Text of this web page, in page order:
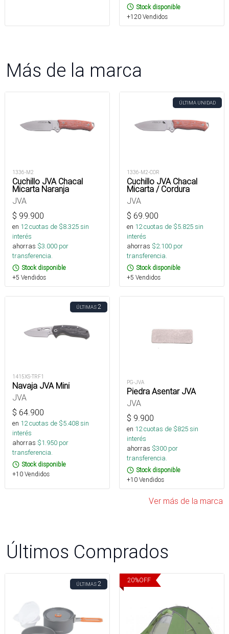
Stock disponible
+120 Vendidos
Más de la marca
1336-M2
Cuchillo JVA Chacal
Micarta Naranja
JVA
$ 99.900
en 12cuotas de $8.325sin
interés
ahorras $3.000 por
transferencia.
Stock disponible
+5 Vendidos
ÚLTIMA UNIDAD
1336-M2-COR
Cuchillo JVA Chacal
Micarta / Cordura
JVA
$ 69.900
en 12cuotas de $5.825sin
interés
ahorras $2.100 por
transferencia.
Stock disponible
+5 Vendidos
ÚLTIMAS2
1415XS-TRF1
Navaja JVA Mini
JVA
$ 64.900
en 12cuotas de $5.408sin
interés
ahorras $1.950 por
transferencia.
Stock disponible
+10 Vendidos
PG-JVA
Piedra Asentar JVA
JVA
$ 9.900
en 12cuotas de $825sin
interés
ahorras $300 por
transferencia.
Stock disponible
+10 Vendidos
Ver más de la marca
Últimos Comprados
ÚLTIMAS2 20%OFF